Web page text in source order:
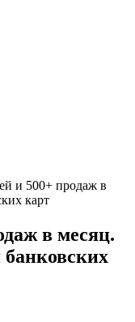
и 500+ продаж в
карт
в месяц.